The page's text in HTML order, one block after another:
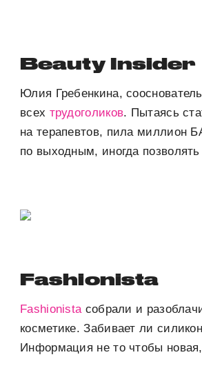
Beauty Insider
Юлия Гребенкина,
всех трудоголиков. Пытаясь
на терапевтов, пила миллион
по выходным, иногда
Fashionista
Fashionistaсобрали и
косметике. Забивает ли
Информация не то чтобы